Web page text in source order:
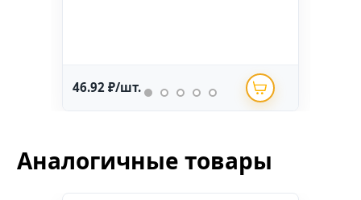
46.92 ₽/шт.
Аналогичные товары